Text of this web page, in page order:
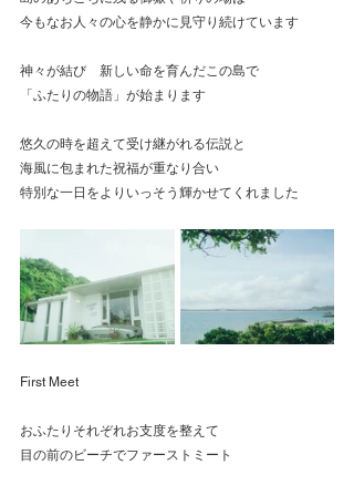
今もなお人々の心を静かに見守り続けています
神々が結び　新しい命を育んだこの島で
「ふたりの物語」が始まります
悠久の時を超えて受け継がれる伝説と
海風に包まれた祝福が重なり合い
特別な一日をよりいっそう輝かせてくれました
First Meet
おふたりそれぞれお支度を整えて
目の前のビーチでファーストミート